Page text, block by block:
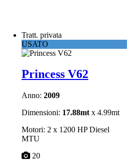
Tratt. privata
USATO
Princess V62
Anno: 2009
Dimensioni: 17.88mt x 4.99mt
Motori: 2 x 1200 HP Diesel
MTU
20